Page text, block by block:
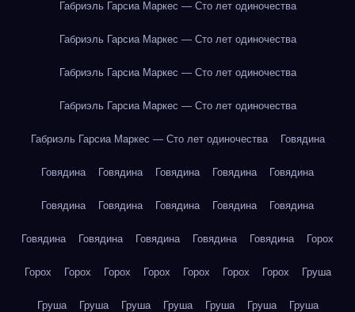
Габриэль Гарсиа Маркес — Сто лет одиночества
Габриэль Гарсиа Маркес — Сто лет одиночества
Габриэль Гарсиа Маркес — Сто лет одиночества
Габриэль Гарсиа Маркес — Сто лет одиночества
Габриэль Гарсиа Маркес — Сто лет одиночества Говядина
Говядина Говядина Говядина Говядина Говядина
Говядина Говядина Говядина Говядина Говядина
Говядина Говядина Говядина Говядина Говядина Горох
Горох Горох Горох Горох Горох Горох Горох Груша
Груша Груша Груша Груша Груша Груша Груша